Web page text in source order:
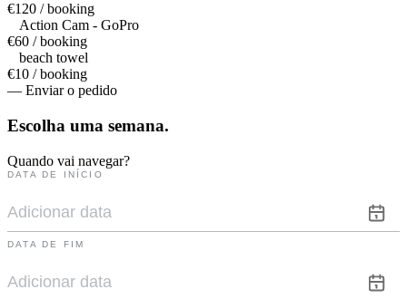
€120 / booking
Action Cam - GoPro
€60 / booking
beach towel
€10 / booking
— Enviar o pedido
Escolha uma semana.
Quando vai navegar?
DATA DE INÍCIO
DATA DE FIM